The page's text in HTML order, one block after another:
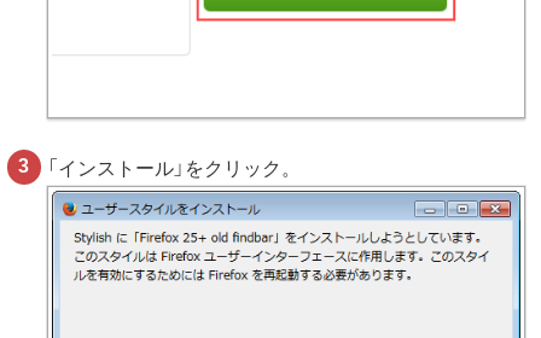
「インストール」をクリック。